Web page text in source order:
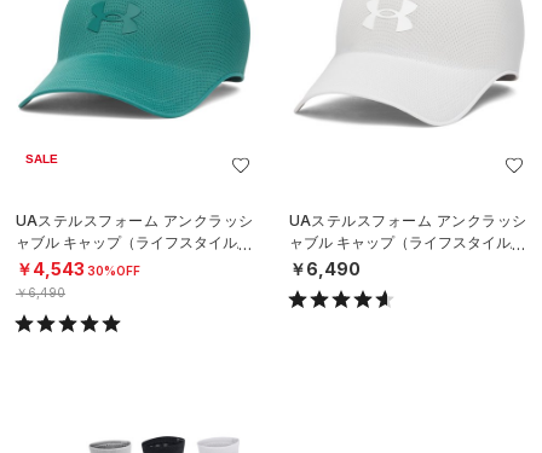
SALE
UAステルスフォーム アンクラッシ
ャブル キャップ（ライフスタイル/U
NISEX）
￥4,543 30%OFF
￥6,490
UAステルスフォーム アンクラッシ
ャブル キャップ（ライフスタイル/U
NISEX）
￥6,490